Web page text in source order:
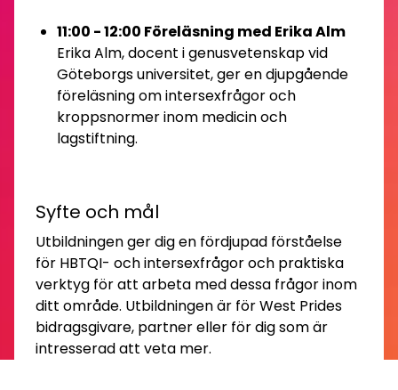
11:00 - 12:00 Föreläsning med Erika Alm
Erika Alm, docent i genusvetenskap vid
Göteborgs universitet, ger en djupgående
föreläsning om intersexfrågor och
kroppsnormer inom medicin och
lagstiftning.
Syfte och mål
Utbildningen ger dig en fördjupad förståelse
för HBTQI- och intersexfrågor och praktiska
verktyg för att arbeta med dessa frågor inom
ditt område. Utbildningen är för West Prides
bidragsgivare, partner eller för dig som är
intresserad att veta mer.